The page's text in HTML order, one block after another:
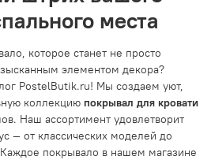
места
которое станет не просто
элементом декора?
PostelButik.ru! Мы создаем уют,
коллекцию покрывал для кровати
Наш ассортимент удовлетворит
— от классических моделей до
покрывало в нашем магазине